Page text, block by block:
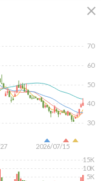
close
2026/07/15
30
40
50
60
70
5K
10K
15K